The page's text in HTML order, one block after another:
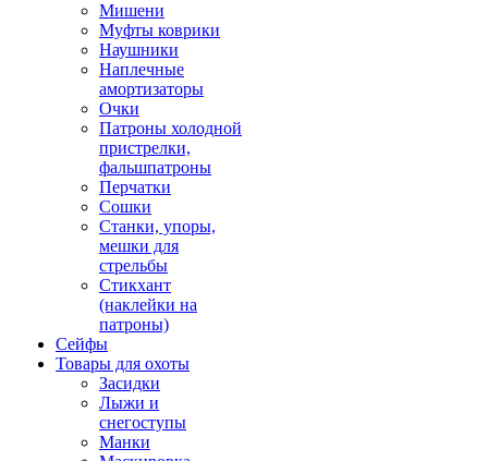
Мишени
Муфты коврики
Наушники
Наплечные
амортизаторы
Очки
Патроны холодной
пристрелки,
фальшпатроны
Перчатки
Сошки
Станки, упоры,
мешки для
стрельбы
Стикхант
(наклейки на
патроны)
Сейфы
Товары для охоты
Засидки
Лыжи и
снегоступы
Манки